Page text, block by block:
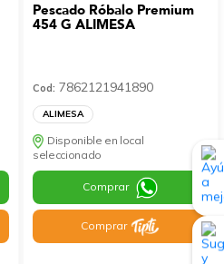
Pescado Róbalo Premium
454 G ALIMESA
Cod: 7862121941890
ALIMESA
Disponible en local
seleccionado
Comprar
Comprar